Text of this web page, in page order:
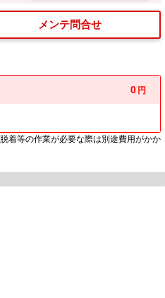
メンテ問合せ
0 円
着等の作業が必要な際は別途費用がかか